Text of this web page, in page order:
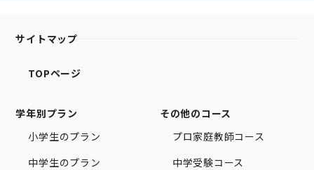
サイトマップ
TOPページ
学年別プラン
小学生のプラン
中学生のプラン
その他のコース
プロ家庭教師コース
中学受験コース